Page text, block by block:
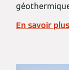
En savoir plus